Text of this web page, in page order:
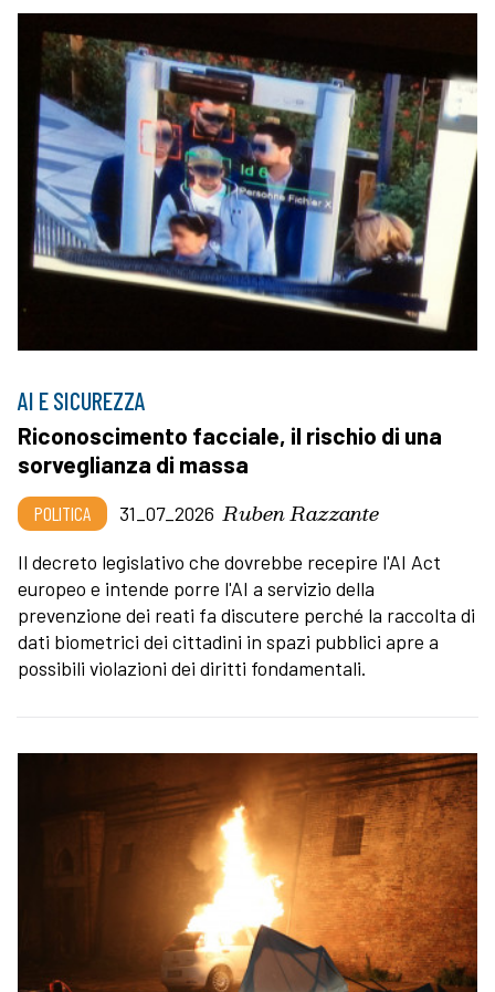
AI E SICUREZZA
Riconoscimento facciale, il rischio di una
sorveglianza di massa
POLITICA 31_07_2026 Ruben Razzante
Il decreto legislativo che dovrebbe recepire l'AI Act
europeo e intende porre l'AI a servizio della
prevenzione dei reati fa discutere perché la raccolta di
dati biometrici dei cittadini in spazi pubblici apre a
possibili violazioni dei diritti fondamentali.